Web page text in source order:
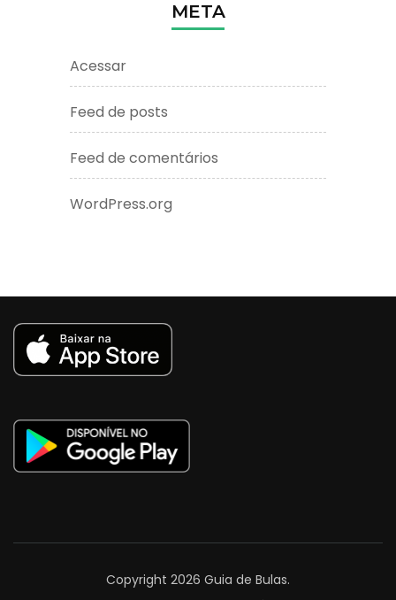
META
Acessar
Feed de posts
Feed de comentários
WordPress.org
Copyright 2026 Guia de Bulas.